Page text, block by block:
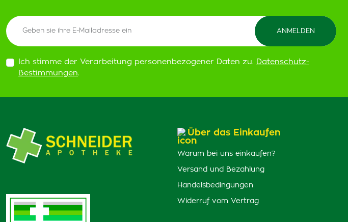
Ich stimme der Verarbeitung personenbezogener Daten zu. Datenschutz-
Bestimmungen.
Über das Einkaufen
Warum bei uns einkaufen?
Versand und Bezahlung
Handelsbedingungen
Widerruf vom Vertrag